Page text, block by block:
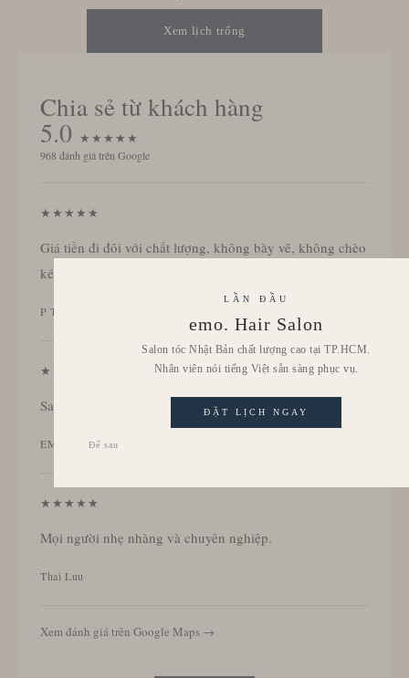
Xem lịch trống
Chia sẻ từ khách hàng
5.0 ★★★★★
968 đánh giá trên Google
★★★★★
Giá tiền đi đôi với chất lượng, không bày vẽ, không chèo
kéo.
P T
★★★★★
Salon thân thiện, chăm sóc khách hàng tốt.
EMMA NGUYỄN
★★★★★
Mọi người nhẹ nhàng và chuyên nghiệp.
Thai Luu
Xem đánh giá trên Google Maps →
LẦN ĐẦU
emo. Hair Salon
Salon tóc Nhật Bản chất lượng cao tại TP.HCM.
Nhân viên nói tiếng Việt sẵn sàng phục vụ.
ĐẶT LỊCH NGAY
Để sau